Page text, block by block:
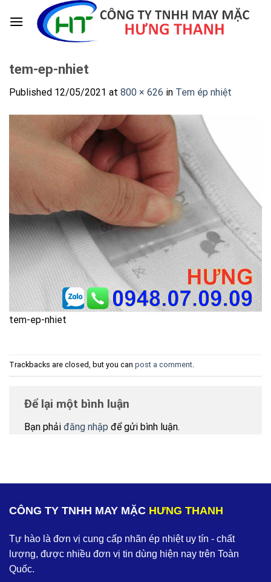
tem-ep-nhiet
Published 12/05/2021 at 800 × 626 in Tem ép nhiệt
tem-ep-nhiet
Trackbacks are closed, but you can post a comment.
Để lại một bình luận
Bạn phải đăng nhập để gửi bình luận.
CÔNG TY TNHH MAY MẶC HƯNG THANH
Tự hào là đơn vị cung cấp nhãn ép nhiệt uy tín - chất
lượng, được nhiều đơn vị tin dùng hiện nay trên Toàn
Quốc.